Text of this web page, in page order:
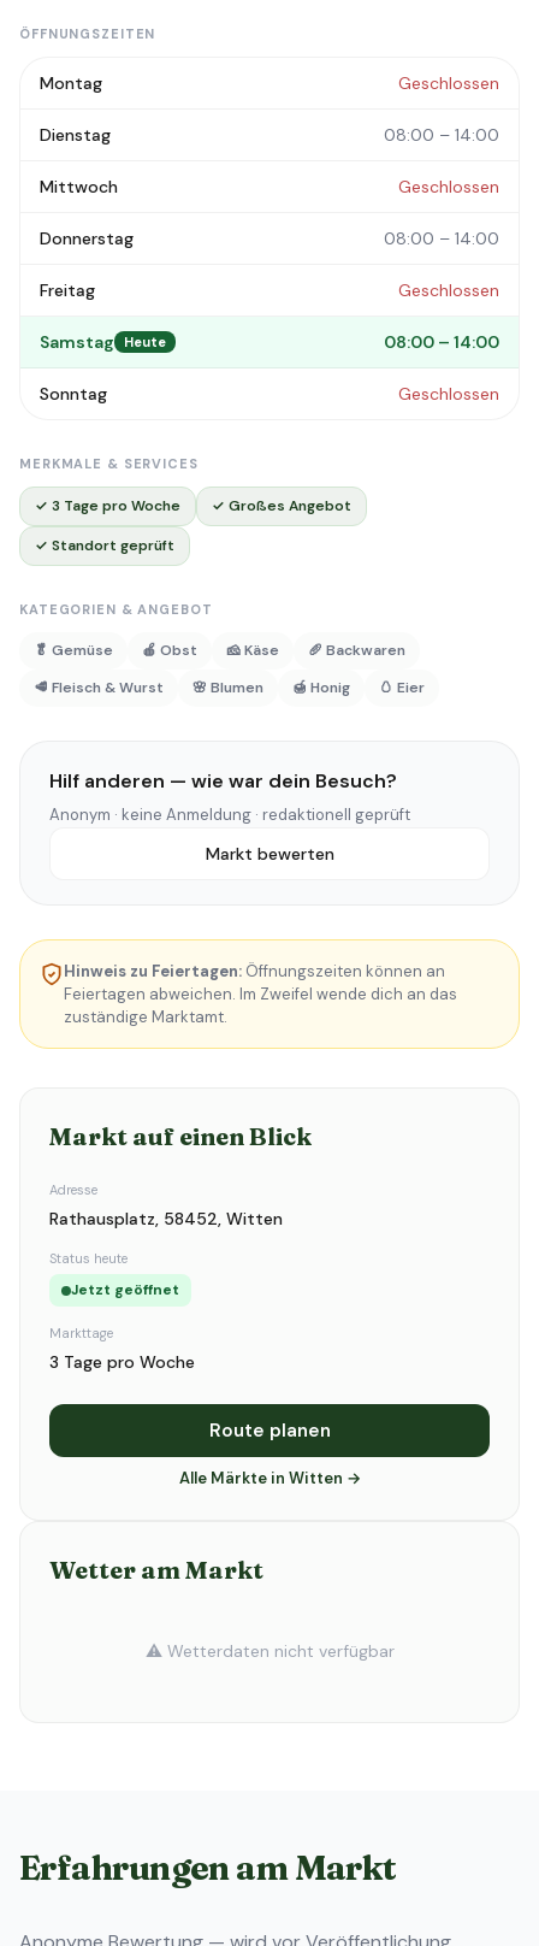
ÖFFNUNGSZEITEN
Montag Geschlossen
Dienstag 08:00 – 14:00
Mittwoch Geschlossen
Donnerstag 08:00 – 14:00
Freitag Geschlossen
Samstag Heute 08:00 – 14:00
Sonntag Geschlossen
MERKMALE & SERVICES
✓ 3 Tage pro Woche ✓ Großes Angebot
✓ Standort geprüft
KATEGORIEN & ANGEBOT
🥬 Gemüse 🍎 Obst 🧀 Käse
🥖 Backwaren
🥩 Fleisch & Wurst
🌸 Blumen 🍯 Honig 🥚 Eier
Hilf anderen — wie war dein Besuch?
Anonym · keine Anmeldung · redaktionell geprüft
Markt bewerten
Hinweis zu Feiertagen: Öffnungszeiten können an
Feiertagen abweichen. Im Zweifel wende dich an das
zuständige Marktamt.
Markt auf einen Blick
Adresse
Rathausplatz, 58452, Witten
Status heute
Jetzt geöffnet
Markttage
3 Tage pro Woche
Route planen
Alle Märkte in Witten →
Wetter am Markt
⚠️ Wetterdaten nicht verfügbar
Erfahrungen am Markt